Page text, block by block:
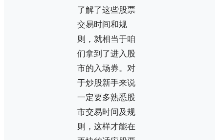
了解了这些股票
交易时间和规
则，就相当于咱
们拿到了进入股
市的入场券。对
于炒股新手来说
一定要多熟悉股
市交易时间及规
则，这样才能在